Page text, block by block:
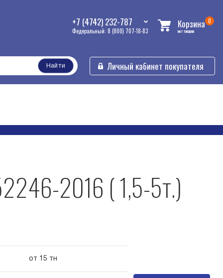
+7 (4742) 232-787
Федеральный: 8 (800) 707-18-83
Корзина 0
нет товаров
Найти Личный кабинет покупателя
2016 ( 1,5-5т.)
от 15 тн